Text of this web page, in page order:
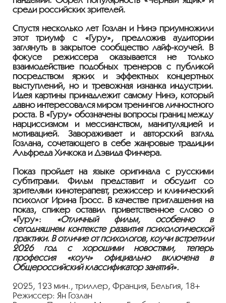
среди российских зрителей.
Спустя несколько лет Гозлан и Нинэ приумножили
этот триумф с «Гуру», предложив аудитории
заглянуть в закрытое сообщество лайф-коучей. В
фокусе режиссера оказывается не только
взаимодействие подобных тренеров с публикой
посредством ярких и эффектных концертных
выступлений, но и тревожная изнанка индустрии.
Идея картины принадлежит самому Нинэ, который
давно интересовался миром тренингов личностного
роста. В «Гуру» обозначены вопросы границ между
нарциссизмом и мессианством, манипуляцией и
мотивацией. Завораживает и авторский взгляд
Гозлана, сочетающего в себе жанровые традиции
Альфреда Хичкока и Дэвида Финчера.
Показ пройдет на языке оригинала с русскими
субтитрами. Фильм представит и обсудит со
зрителями кинотерапевт, режиссер и клинический
психолог Ирина Гросс. В качестве приглашения на
показ, спикер оставил приветственное слово о
«Гуру»: «Отличный фильм, особенно в
сегодняшнем контексте развития психологической
практики. В отличие от психологов, коучи встретили
2026 год с хорошими новостями, теперь
профессия «коуч» официально включена в
Общероссийский классификатор занятий».
2025, 123 мин., триллер, Франция, Бельгия, 18+
Режиссер: Ян Гозлан